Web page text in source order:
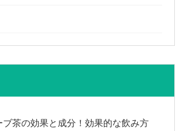
ブ茶の効果と成分！効果的な飲み方